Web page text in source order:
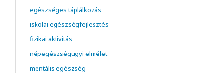
egészséges táplálkozás
iskolai egészségfejlesztés
fizikai aktivitás
népegészségügyi elmélet
mentális egészség